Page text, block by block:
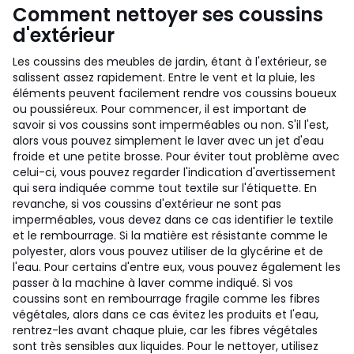
Comment nettoyer ses coussins
d'extérieur
Les coussins des meubles de jardin, étant à l'extérieur, se
salissent assez rapidement. Entre le vent et la pluie, les
éléments peuvent facilement rendre vos coussins boueux
ou poussiéreux. Pour commencer, il est important de
savoir si vos coussins sont imperméables ou non. S'il l'est,
alors vous pouvez simplement le laver avec un jet d'eau
froide et une petite brosse. Pour éviter tout problème avec
celui-ci, vous pouvez regarder l'indication d'avertissement
qui sera indiquée comme tout textile sur l'étiquette. En
revanche, si vos coussins d'extérieur ne sont pas
imperméables, vous devez dans ce cas identifier le textile
et le rembourrage. Si la matière est résistante comme le
polyester, alors vous pouvez utiliser de la glycérine et de
l'eau. Pour certains d'entre eux, vous pouvez également les
passer à la machine à laver comme indiqué. Si vos
coussins sont en rembourrage fragile comme les fibres
végétales, alors dans ce cas évitez les produits et l'eau,
rentrez-les avant chaque pluie, car les fibres végétales
sont très sensibles aux liquides. Pour le nettoyer, utilisez